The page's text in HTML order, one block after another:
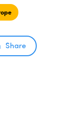
Share